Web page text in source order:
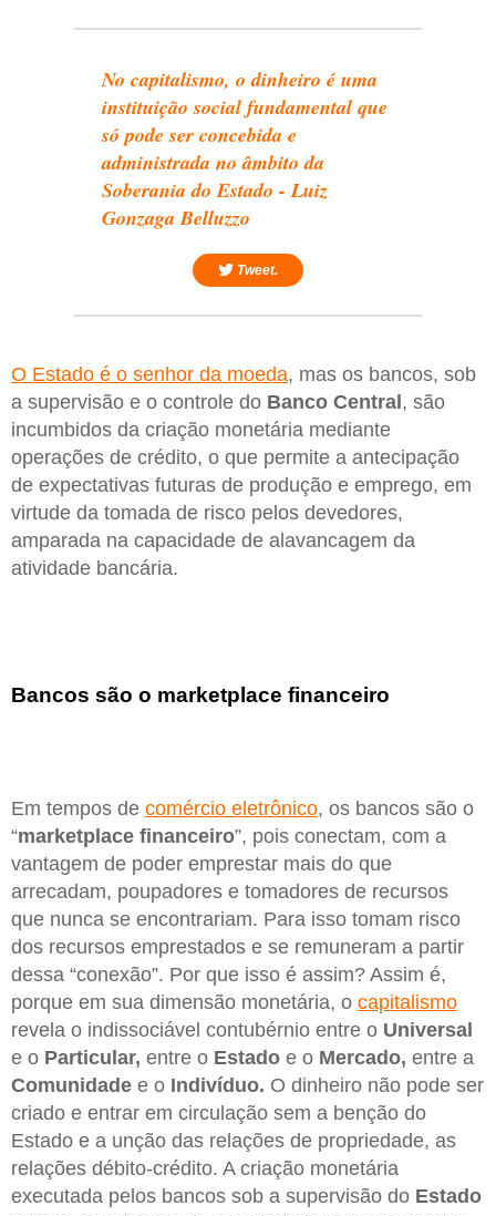
No capitalismo, o dinheiro é uma
instituição social fundamental que
só pode ser concebida e
administrada no âmbito da
Soberania do Estado - Luiz
Gonzaga Belluzzo
Tweet.
O Estado é o senhor da moeda, mas os bancos, sob
a supervisão e o controle do Banco Central, são
incumbidos da criação monetária mediante
operações de crédito, o que permite a antecipação
de expectativas futuras de produção e emprego, em
virtude da tomada de risco pelos devedores,
amparada na capacidade de alavancagem da
atividade bancária.
Bancos são o marketplace financeiro
Em tempos de comércio eletrônico, os bancos são o
“marketplace financeiro”, pois conectam, com a
vantagem de poder emprestar mais do que
arrecadam, poupadores e tomadores de recursos
que nunca se encontrariam. Para isso tomam risco
dos recursos emprestados e se remuneram a partir
dessa “conexão”. Por que isso é assim? Assim é,
porque em sua dimensão monetária, o capitalismo
revela o indissociável contubérnio entre o Universal
e o Particular, entre o Estado e o Mercado, entre a
Comunidade e o Indivíduo. O dinheiro não pode ser
criado e entrar em circulação sem a benção do
Estado e a unção das relações de propriedade, as
relações débito-crédito. A criação monetária
executada pelos bancos sob a supervisão do Estado